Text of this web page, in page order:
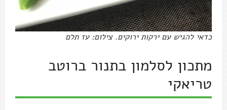
כדאי להגיש עם ירקות ירוקים. צילום: עז תלם
מתכון לסלמון בתנור ברוטב
טריאקי